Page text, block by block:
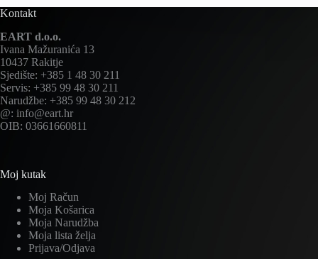
Kontakt
EART d.o.o.
Ivana Mažuranića 13
10437 Rakitje
Sjedište: +385 1 48 30 211
Servis: +385 99 48 30 211
Narudžbe: +385 99 48 30 212
@: info@eart.hr
OIB: 03661660811
Moj kutak
Moj Račun
Moja Košarica
Moja Narudžba
Moja lista želja
Prijava/Odjava